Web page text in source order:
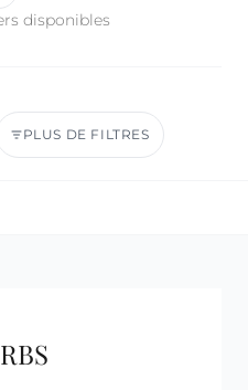
disponibles
PLUS DE FILTRES